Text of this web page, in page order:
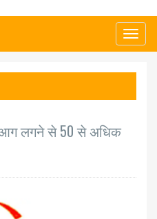
आग लगने से 50 से अधिक